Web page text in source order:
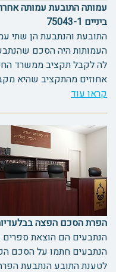
עמותה התובעת עמותה
ביניים 75043-1
התובעת והנתבעת הן שתי
העמותות היה הסכם
לה לקבל תקציב ממשרד
אחוזים מהתקציב שהיא
קראו עוד
הפרת הסכם הפצה בבלעדיות -
הנתבעים הם הוצאת ספרים
הנתבעים חתמו על הסכם
לטענת התובע הנתבעת